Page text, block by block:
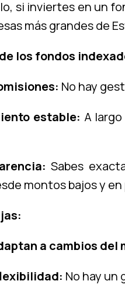
si inviertes en un
más grandes de
los fondos
No hay
estable: A
Sabes
montos bajos y
a cambios del
No hay